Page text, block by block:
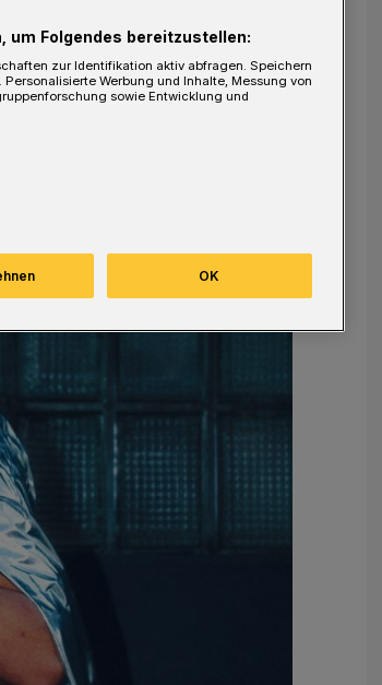
um Folgendes bereitzustellen:
zur Identifikation aktiv abfragen. Speichern
Werbung und Inhalte, Messung von
sowie Entwicklung und
OK